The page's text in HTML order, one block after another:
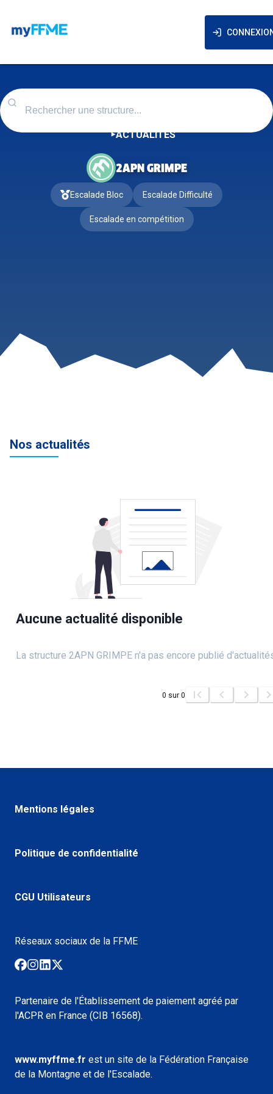
ACTUALITÉS
2APN GRIMPE
Escalade Bloc Escalade Difficulté
Escalade en compétition
Nos actualités
Aucune actualité disponible
La structure 2APN GRIMPE n'a pas encore publié
0 sur 0
Mentions légales
Politique de confidentialité
CGU Utilisateurs
Partenaire de l'Établissement de paiement agréé par
l'ACPR en France (CIB 16568).
www.myffme.fr est un site de la Fédération Française
de la Montagne et de l'Escalade.
Réseaux sociaux de la FFME